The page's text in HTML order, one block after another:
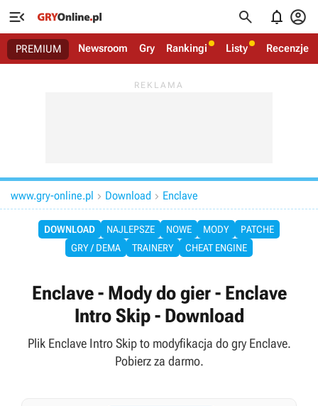
   
PREMIUM Newsroom Gry Rankingi Listy Recenzje
www.gry-online.pl  Download  Enclave
DOWNLOAD NAJLEPSZE NOWE MODY
PATCHE
GRY / DEMA
TRAINERY CHEAT ENGINE
Enclave - Mody do gier - Enclave
Intro Skip - Download
Plik Enclave Intro Skip to modyfikacja do gry Enclave.
Pobierz za darmo.